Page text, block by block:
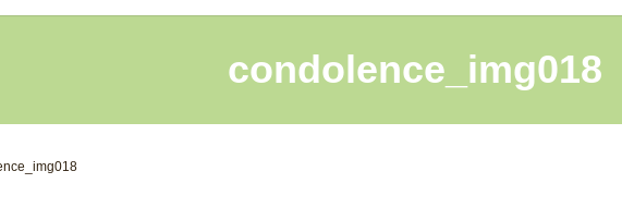
condolence_img018